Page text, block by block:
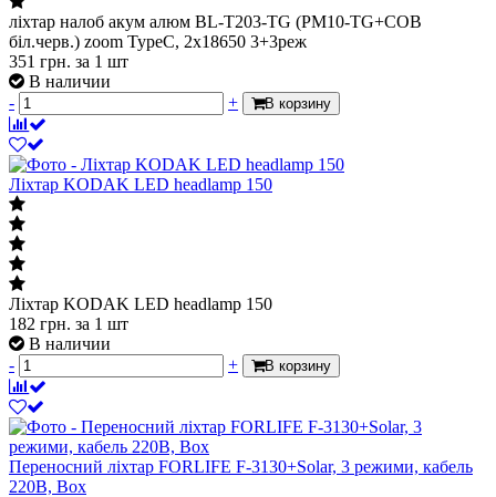
ліхтар налоб акум алюм BL-T203-TG (PM10-TG+СОВ
біл.черв.) zoom TypeC, 2х18650 3+3реж
351 грн. за 1 шт
В наличии
-
+ В корзину
Ліхтар KODAK LED headlamp 150
Ліхтар KODAK LED headlamp 150
182 грн. за 1 шт
В наличии
-
+ В корзину
Переносний ліхтар FORLIFE F-3130+Solar, 3 режими, кабель
220В, Box